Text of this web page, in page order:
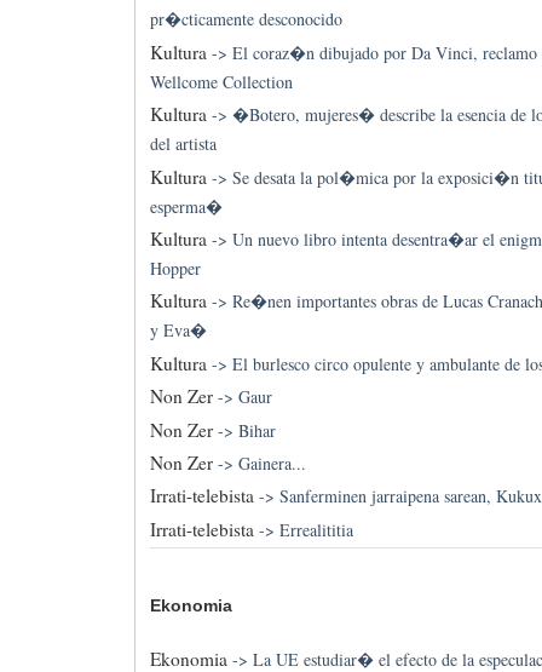
pr�cticamente desconocido
Kultura-> El coraz�n dibujado por Da Vinci, reclamo
Wellcome Collection
Kultura-> �Botero, mujeres� describe la esencia de
del artista
Kultura -> Se desata la pol�mica por la exposici�n
esperma�
Kultura-> Un nuevo libro intenta desentra�ar el
Hopper
Kultura-> Re�nen importantes obras de Lucas
y Eva�
Kultura -> El burlesco circo opulente y ambulante de
Non Zer-> Gaur
Non Zer-> Bihar
Non Zer-> Gainera...
Irrati-telebista-> Sanferminen jarraipena sarean,
Irrati-telebista -> Errealititia
Ekonomia
Ekonomia -> La UE estudiar� el efecto de la